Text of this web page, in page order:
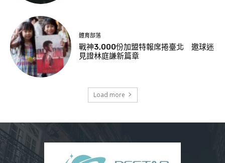
體育部落
戰神3,000份加盟特報席捲臺北 邀球迷
見證林庭謙新篇章
Load more